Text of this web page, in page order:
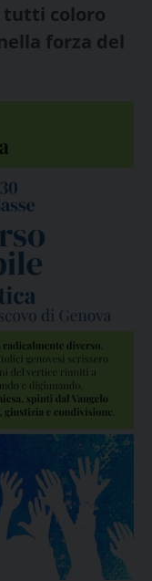
tutti coloro
forza del